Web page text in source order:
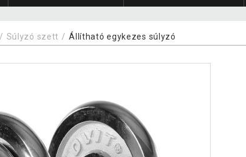
Súlyzó szett Állítható egykezes súlyzó